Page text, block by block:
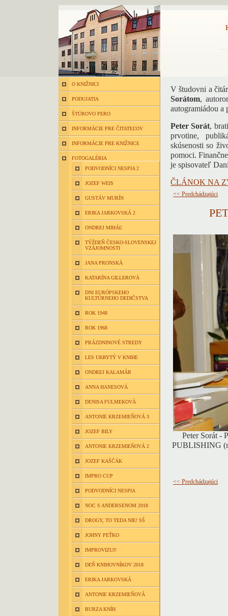
O KNIŽNICI
PODUJATIA
ŠTÚROVO PERO
INFORMÁCIE PRE ČITATEĽOV
INFORMÁCIE PRE KNIŽNICE
FOTOGALÉRIA
PODVODNÍCI NESPIA 2
JOZEF WEIS
GUSTÁV MURÍN
ERIKA JARKOVSKÁ 2
ONDREJ MIHÁĽ
TÝŽDEŇ ČESKO-SLOVENSKEJ
VZÁJOMNOSTI
JANA PRONSKÁ
KATARÍNA GILLEROVÁ
DNI EURÓPSKEHO
KULTÚRNEHO DEDIČSTVA
ROK 1948
ROK 1968
PRÁZDNINOVÉ STREDY
LES UKRYTÝ V KNIHE
ONDREJ KALAMÁR
ANNA HANESOVÁ
DENISA FULMEKOVÁ
ANTONIE KRZEMIEŇOVÁ 3
JOZEF BILY
ANTONIE KRZEMIEŇOVÁ 2
JOZEF KAŠČÁK
IMPRO CUP
PODVODNÍCI NESPIA
NOC S ANDERSENOM 2018
DROGY, TO TEDA NIE! SŠ
JOHNY PEŤKO
IMPROVIZUJ!
DEŇ KNIHOVNÍKOV 2018
ERIKA JARKOVSKÁ
ANTONIE KRZEMIEŇOVÁ
BURZA KNÍH
V študovni a
Sorátom,
autogramiádou a
Peter Sorát,
prvotine,
skúsenosti so
pomoci.
je spisovateľ
ČLÁNOK NA
<< Predchádzajúci
Peter Sorát -
PUBLISHING
<< Predchádzajúci